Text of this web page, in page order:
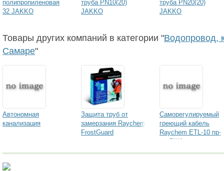
полипропиленовая
32 JAKKO
труба PN10(20)
JAKKO
труба PN20(20)
JAKKO
Товары других компаний в категории "Водопровод,
Самаре"
Автономная
канализация
Защита труб от
замерзания Raychem
FrostGuard
Саморегулируемый
греющий кабель
Raychem ETL-10 пр-
ва США